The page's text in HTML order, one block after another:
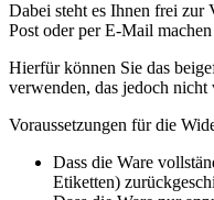
Dabei steht es Ihnen frei zur
Post oder per E-Mail
Hierfür können Sie das
verwenden, das jedoch nicht
Voraussetzungen für die
Dass die Ware
Etiketten)